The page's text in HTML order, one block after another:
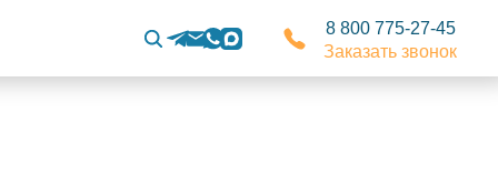
8 800 775-27-45
Заказать звонок